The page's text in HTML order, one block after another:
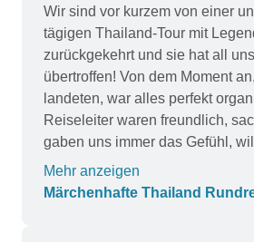
Wir sind vor kurzem von einer
tägigen Thailand-Tour mit
zurückgekehrt und sie hat all
übertroffen! Von dem Moment
landeten, war alles perfekt
Reiseleiter waren freundlich,
gaben uns immer das Gefühl,
sein. Die Hotels waren
gelegen, so dass es einfach
Mehr anzeigen
Märchenhafte Thailand